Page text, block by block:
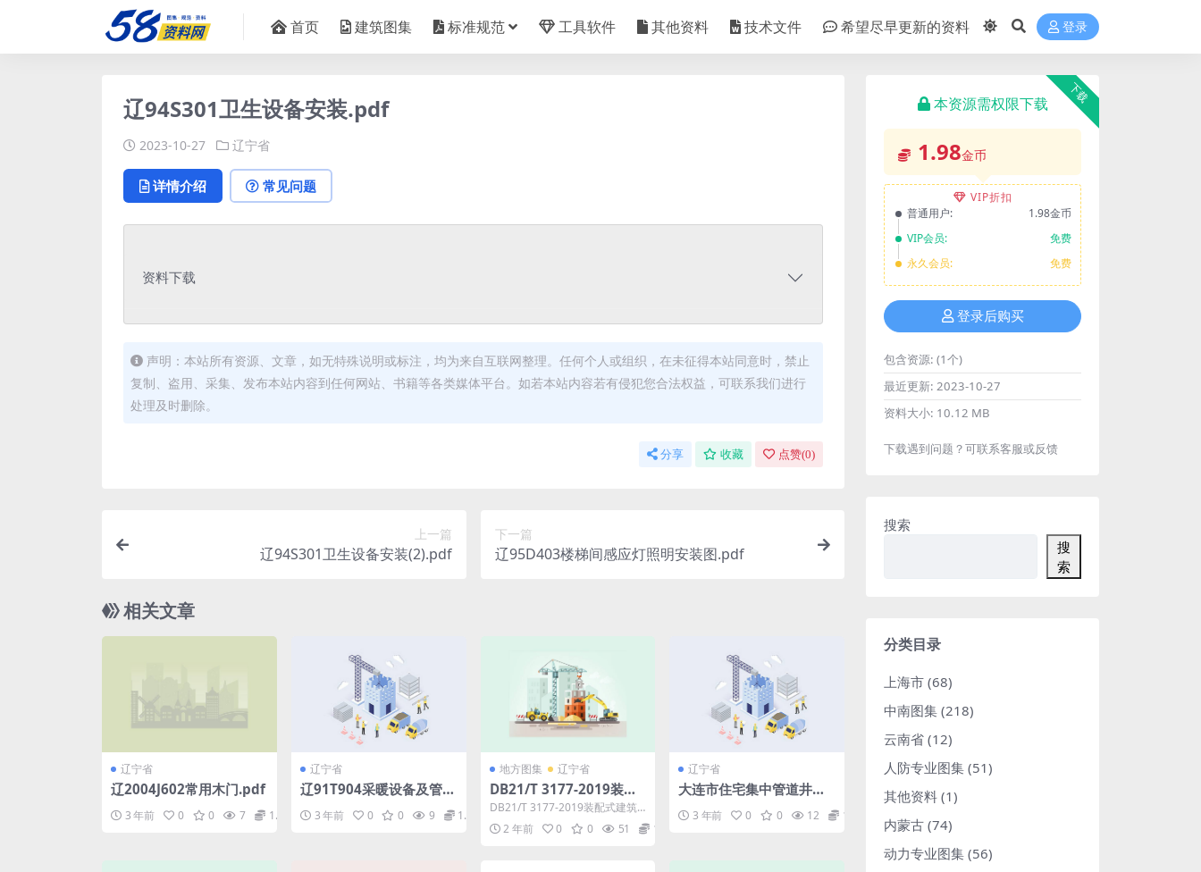
首页 建筑图集 标准规范 工具软件 其他资料 技术文件 希望尽早更新的资料 登录
辽94S301卫生设备安装.pdf
2023-10-27 辽宁省
详情介绍 常见问题
资料下载
声明：本站所有资源、文章，如无特殊说明或标注，均为来自互联网整理。任何个人或组织，在未征得本站同意时，禁止
复制、盗用、采集、发布本站内容到任何网站、书籍等各类媒体平台。如若本站内容若有侵犯您合法权益，可联系我们进行
处理及时删除。
分享 收藏 点赞(0)
上一篇
辽94S301卫生设备安装(2).pdf
下一篇
辽95D403楼梯间感应灯照明安装图.pdf
相关文章
辽宁省
辽2004J602常用木门.pdf
3 年前 0 0 7 1.98
辽宁省
辽91T904采暖设备及管道
3 年前 0 0 9 1.98
地方图集 辽宁省
DB21/T 3177-2019装配
式建筑信息模型应用技术
规程.pdf
DB21/T 3177-2019装配式建筑
信息模型应用技术规程 1.0.1工程
建...2 年前 0 0 51 1.98
辽宁省
大连市住宅集中管道井构
3 年前 0 0 12 1.98
下载
本资源需权限下载
1.98金币
VIP折扣
普通用户:
1.98金币
VIP会员:
免费
永久会员:
免费
登录后购买
包含资源: (1个)
最近更新: 2023-10-27
资料大小: 10.12 MB
下载遇到问题？可联系客服或反馈
搜索
搜
索
分类目录
上海市 (68)
中南图集 (218)
云南省 (12)
人防专业图集 (51)
其他资料 (1)
内蒙古 (74)
动力专业图集 (56)